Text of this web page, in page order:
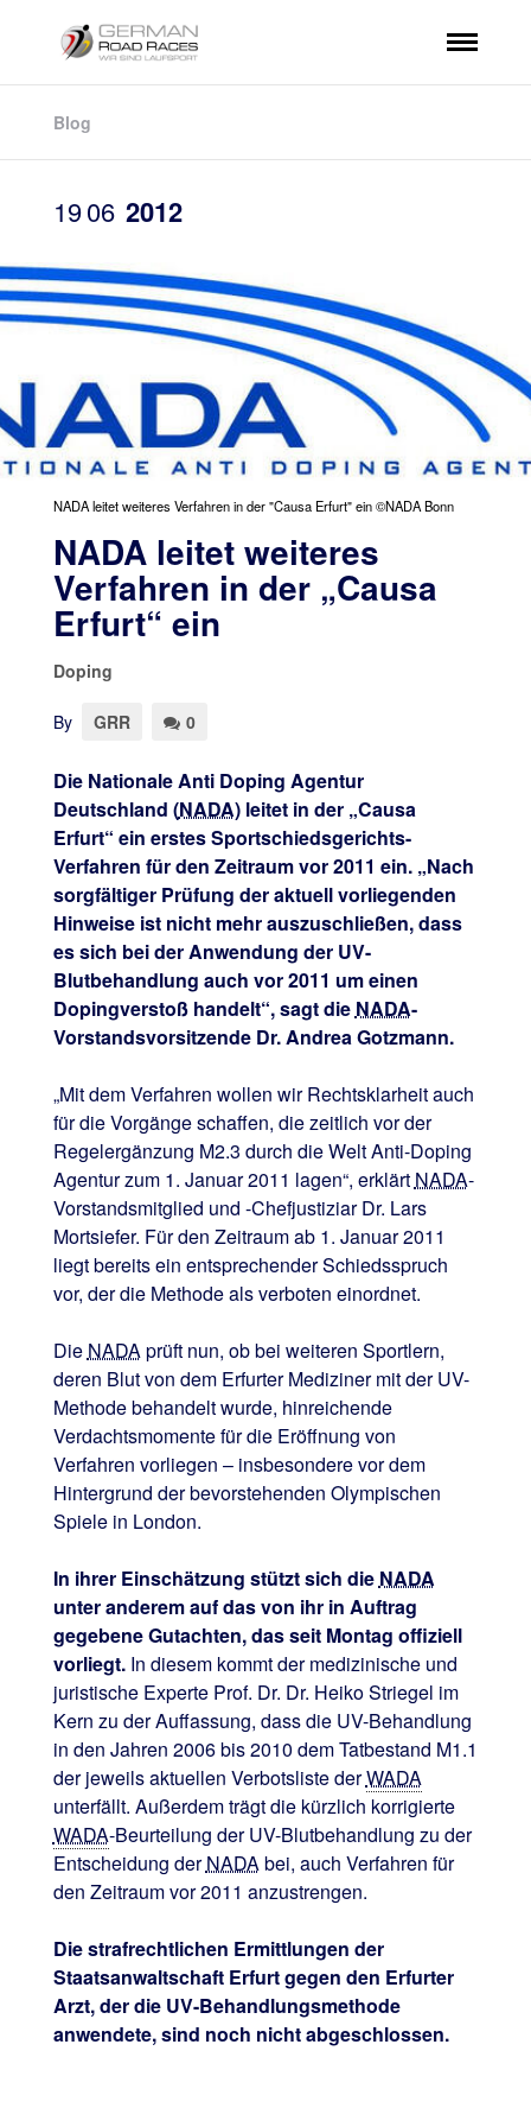
Blog
1906 2012
NADA leitet weiteres Verfahren in der "Causa Erfurt" ein ©NADA Bonn
NADA leitet weiteres
Verfahren in der „Causa
Erfurt“ ein
Doping
By GRR 0
Die Nationale Anti Doping Agentur
Deutschland (NADA) leitet in der „Causa
Erfurt“ ein erstes Sportschiedsgerichts-
Verfahren für den Zeitraum vor 2011 ein. „Nach
sorgfältiger Prüfung der aktuell vorliegenden
Hinweise ist nicht mehr auszuschließen, dass
es sich bei der Anwendung der UV-
Blutbehandlung auch vor 2011 um einen
Dopingverstoß handelt“, sagt die NADA-
Vorstandsvorsitzende Dr. Andrea Gotzmann.
„Mit dem Verfahren wollen wir Rechtsklarheit auch
für die Vorgänge schaffen, die zeitlich vor der
Regelergänzung M2.3 durch die Welt Anti-Doping
Agentur zum 1. Januar 2011 lagen“, erklärt NADA-
Vorstandsmitglied und -Chefjustiziar Dr. Lars
Mortsiefer. Für den Zeitraum ab 1. Januar 2011
liegt bereits ein entsprechender Schiedsspruch
vor, der die Methode als verboten einordnet.
Die NADAprüft nun, ob bei weiteren Sportlern,
deren Blut von dem Erfurter Mediziner mit der UV-
Methode behandelt wurde, hinreichende
Verdachtsmomente für die Eröffnung von
Verfahren vorliegen – insbesondere vor dem
Hintergrund der bevorstehenden Olympischen
Spiele in London.
In ihrer Einschätzung stützt sich die NADA
unter anderem auf das von ihr in Auftrag
gegebene Gutachten, das seit Montag offiziell
vorliegt.In diesem kommt der medizinische und
juristische Experte Prof. Dr. Dr. Heiko Striegel im
Kern zu der Auffassung, dass die UV-Behandlung
in den Jahren 2006 bis 2010 dem Tatbestand M1.1
der jeweils aktuellen Verbotsliste derWADA
unterfällt. Außerdem trägt die kürzlich korrigierte
WADA-Beurteilung der UV-Blutbehandlung zu der
Entscheidung derNADAbei, auch Verfahren für
den Zeitraum vor 2011 anzustrengen.
Die strafrechtlichen Ermittlungen der
Staatsanwaltschaft Erfurt gegen den Erfurter
Arzt, der die UV-Behandlungsmethode
anwendete, sind noch nicht abgeschlossen.